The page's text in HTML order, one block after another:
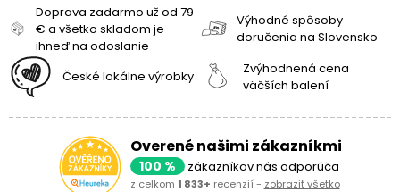
Doprava zadarmo už od 79
€ a všetko skladom je
ihneď na odoslanie
Výhodné spôsoby
doručenia na Slovensko
České lokálne výrobky
Zvýhodnená cena
väčších balení
Overené našimi zákazníkmi
100 % zákazníkov nás odporúča
z celkom 1 833+ recenzií - zobraziť všetko